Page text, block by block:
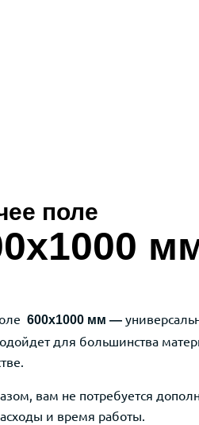
поле
600x1000 мм —
для большинства
вам не потребуется
и время работы.